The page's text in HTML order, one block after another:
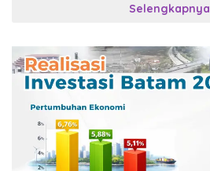
Selengkapnya